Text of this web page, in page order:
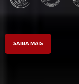
SAIBA MAIS